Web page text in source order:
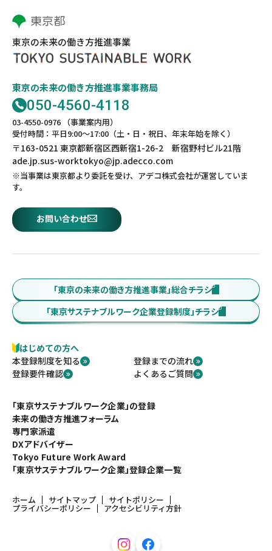
東京の未来の働き方推進事業
東京の未来の働き方推進事業事務局
050-4560-4118
03-4550-0976 （事業案内用）
受付時間：平日9:00～17:00（土・日・祝日、年末年始を除く）
〒163-0521 東京都新宿区西新宿1-26-2 新宿野村ビル21階
ade.jp.sus-worktokyo@jp.adecco.com
※当事業は東京都より委託を受け、アデコ株式会社が運営していま
す。
お問い合わせ
「東京の未来の働き方推進事業」総合チラシ
「東京サステナブルワーク企業登録制度」チラシ
はじめての方へ
本登録制度を知る
登録までの流れ
登録要件確認
よくあるご質問
「東京サステナブルワーク企業」の登録
未来の働き方推進フォーラム
専門家派遣
DXアドバイザー
Tokyo Future Work Award
「東京サステナブルワーク企業」登録企業一覧
ホーム サイトマップ サイトポリシー
プライバシーポリシー アクセシビリティ方針